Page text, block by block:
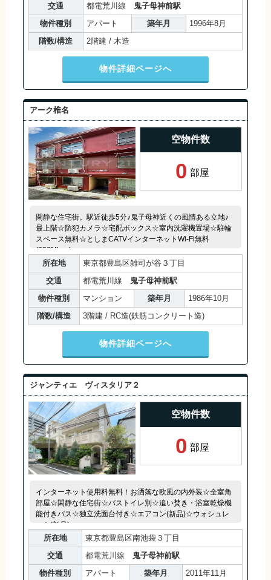
交通
都電荒川線
鬼子母神前駅
物件種別
アパート 築年月
1996年8月
階数/構造
2階建 / 木造
物件詳細ページへ
アーク椎名
空物件数
0 部屋
閑静な住宅街。駅近徒歩5分♪鬼子母神近くの風情ある立地♪
最上階☆防犯カメラ☆宅配ボックス☆室内洗濯機置場☆駐輪
スペース無料☆としまCATVインターネットWi-Fi無料
(320Mbps)
所在地
東京都豊島区雑司が谷３丁目
交通
都電荒川線
鬼子母神前駅
物件種別
マンション 築年月
1986年10月
階数/構造
3階建 / RC造(鉄筋コンクリート造)
物件詳細ページへ
ジャンティエ ヴィスタリア２
空物件数
0 部屋
インターネット使用料無料！お洒落な欧風の内外装☆全室角
部屋☆閑静な住宅街☆バストイレ別☆追い焚き・浴室乾燥機
能付きバス☆独立洗面台付き☆エアコン(新品)☆ウォシュレ
ット(新品)
所在地
東京都豊島区南池袋３丁目
交通
都電荒川線
鬼子母神前駅
物件種別
アパート 築年月
2011年11月